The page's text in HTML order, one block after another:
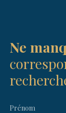
Ne
Prénom